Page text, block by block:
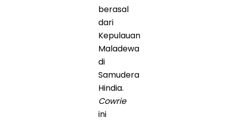
berasal
dari
Kepulauan
Maladewa
di
Samudera
Hindia.
Cowrie
ini